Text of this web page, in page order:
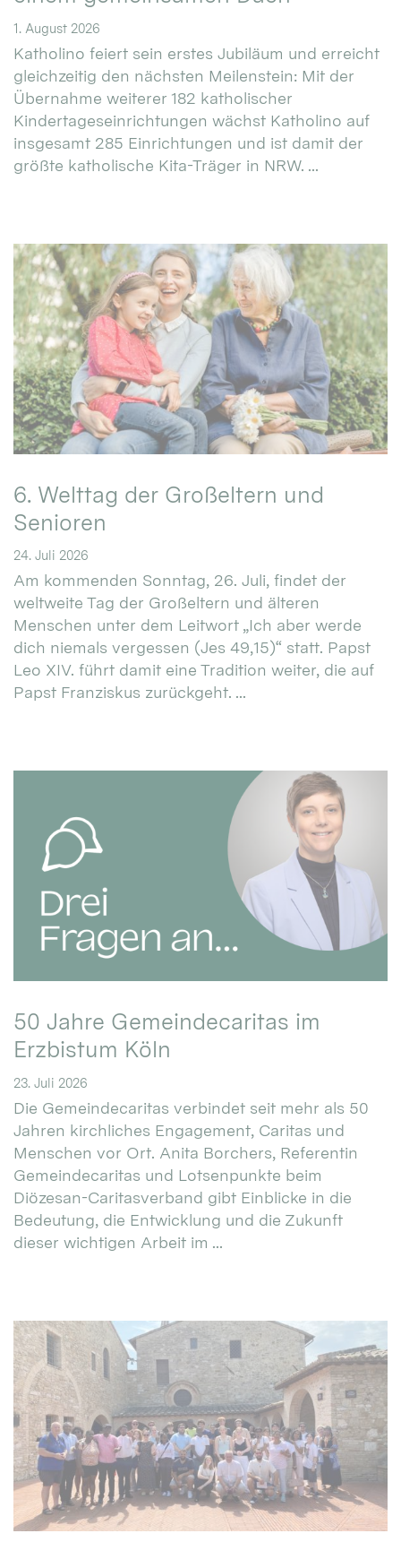
1. August 2026
Katholino feiert sein erstes Jubiläum und erreicht
gleichzeitig den nächsten Meilenstein: Mit der
Übernahme weiterer 182 katholischer
Kindertageseinrichtungen wächst Katholino auf
insgesamt 285 Einrichtungen und ist damit der
größte katholische Kita-Träger in NRW. ...
6. Welttag der Großeltern und
Senioren
24. Juli 2026
Am kommenden Sonntag, 26. Juli, findet der
weltweite Tag der Großeltern und älteren
Menschen unter dem Leitwort „Ich aber werde
dich niemals vergessen (Jes 49,15)“ statt. Papst
Leo XIV. führt damit eine Tradition weiter, die auf
Papst Franziskus zurückgeht. ...
50 Jahre Gemeindecaritas im
Erzbistum Köln
23. Juli 2026
Die Gemeindecaritas verbindet seit mehr als 50
Jahren kirchliches Engagement, Caritas und
Menschen vor Ort. Anita Borchers, Referentin
Gemeindecaritas und Lotsenpunkte beim
Diözesan-Caritasverband gibt Einblicke in die
Bedeutung, die Entwicklung und die Zukunft
dieser wichtigen Arbeit im ...